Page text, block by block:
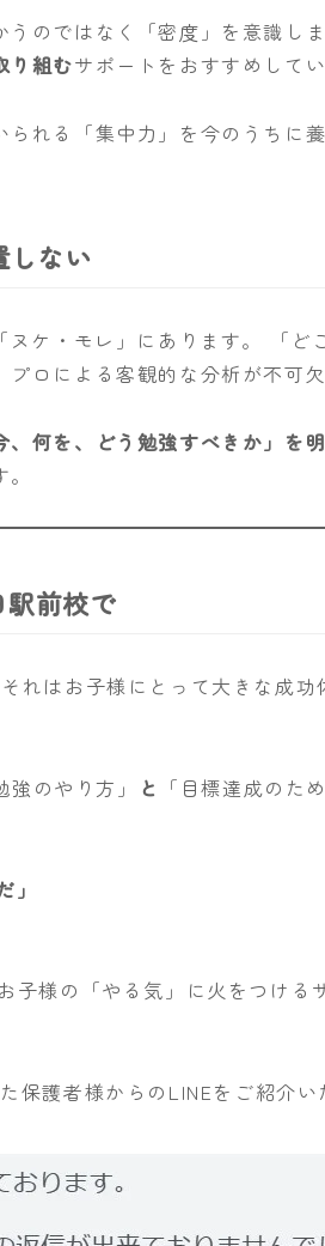
のではなく「密度」を意識し
り組むサポートをおすすめしてい
れる「集中力」を今のうちに
しない
ケ・モレ」にあります。 「ど
ロによる客観的な分析が不可欠
、何を、どう勉強すべきか」を
前校で
れはお子様にとって大きな成功
のやり方」 と 「目標達成のた
」
子様の「やる気」に火をつける
護者様からのLINEをご紹介い